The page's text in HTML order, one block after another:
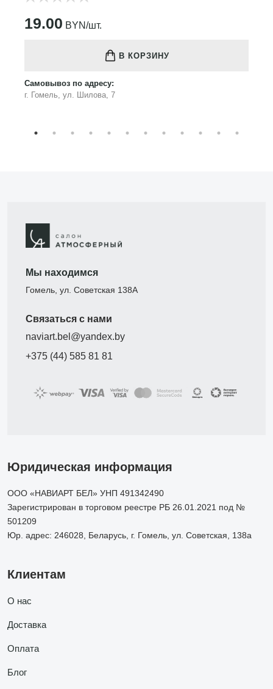
19.00 BYN/шт.
В КОРЗИНУ
Самовывоз по адресу:
г. Гомель, ул. Шилова, 7
Мы находимся
Гомель, ул. Советская 138А
Связаться с нами
naviart.bel@yandex.by
+375 (44) 585 81 81
Юридическая информация
ООО «НАВИАРТ БЕЛ» УНП 491342490
Зарегистрирован в торговом реестре РБ 26.01.2021 под №
501209
Юр. адрес: 246028, Беларусь, г. Гомель, ул. Советская, 138а
Клиентам
О нас
Доставка
Оплата
Блог